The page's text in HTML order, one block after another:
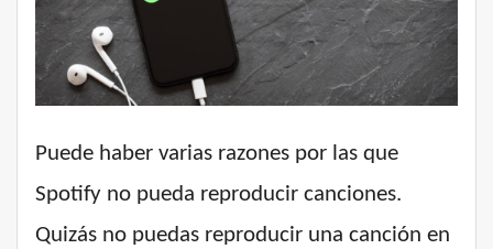
Puede haber varias razones por las que
Spotify no pueda reproducir canciones.
Quizás no puedas reproducir una canción en